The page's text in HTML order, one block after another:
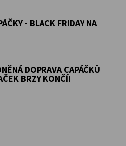
- BLACK FRIDAY NA
DOPRAVA CAPÁČKŮ
BRZY KONČÍ!